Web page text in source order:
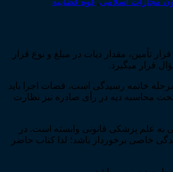
تأمین، مقدار دیات در مبلغ و نوع قرار
قرار می­گیرد.
خاتمه رسیدگی است، قضات اجرا باید
محاسبه دیه در رأی صادره نیز نظارت
به علم پزشکی قانونی وابسته است. در
خاصی برخوردار باشد؛ لذا کتاب حاضر